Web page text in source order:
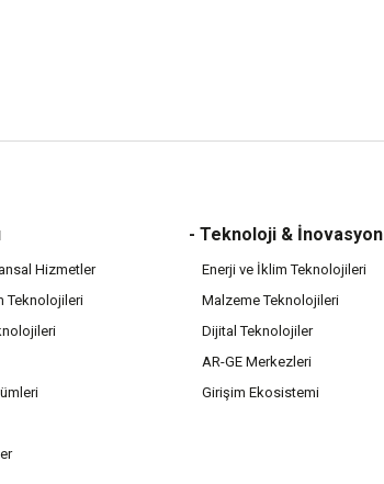
Hizmetler
Teknolojileri
- Teknoloji & İnovasyon
Enerji ve İklim Teknolojileri
Malzeme Teknolojileri
Dijital Teknolojiler
AR-GE Merkezleri
Girişim Ekosistemi